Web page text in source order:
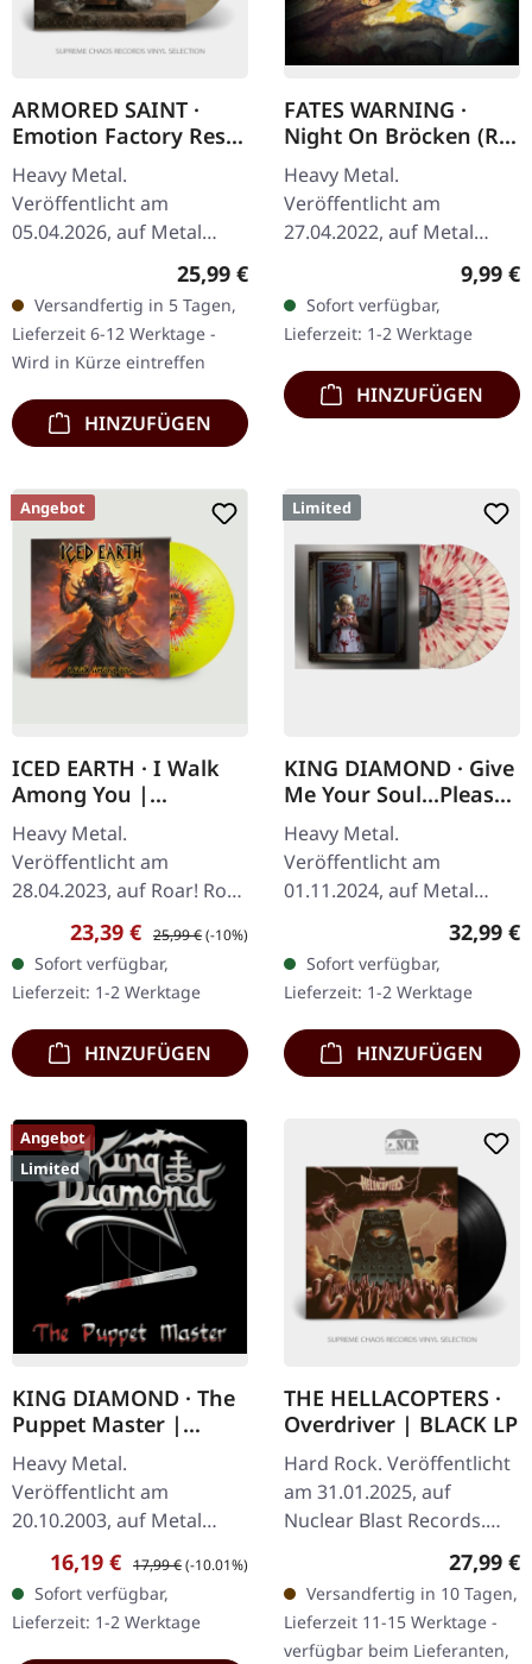
ARMORED SAINT ·
Emotion Factory Reset
| BEIGE GREY
MARBLED LP
Heavy Metal.
Veröffentlicht am
05.04.2026, auf Metal
Blade Records. Beige-
graues marmoriertes
Vinyl in Standard-Cover
mit Insert und Download-
Code.…
Regulärer Preis:
25,99 €
Versandfertig in 5 Tagen,
Lieferzeit 6-12 Werktage -
Wird in Kürze eintreffen
HINZUFÜGEN
FATES WARNING ·
Night On Bröcken (Re-
Release) | CD
Heavy Metal.
Veröffentlicht am
27.04.2022, auf Metal
Blade Records. CD-Album,
Remastered, Neuauflage.
Mit Bonustracks
enthalten. Ursprünglich
im Jahr…
9,99 €
Sofort verfügbar,
Lieferzeit: 1-2 Werktage
HINZUFÜGEN
Angebot
ICED EARTH · I Walk
Among You |
YELLOW/RED SILVER
SPLATTER LP
Heavy Metal.
Veröffentlicht am
28.04.2023, auf Roar! Rock
Of Angels Records Ike.
Gelbes Vinyl mit rotem &
silberfarbenem Splatter.
Iced Earth kehren…
Verkaufspreis:
23,39 € Regulärer Preis:
25,99 €(-10%)
Sofort verfügbar,
Lieferzeit: 1-2 Werktage
HINZUFÜGEN
Limited
KING DIAMOND · Give
Me Your Soul...Please
| CLEAR/RED/WHITE
2LP
Heavy Metal.
Veröffentlicht am
01.11.2024, auf Metal
Blade Records. 2xClear LP
Gatefold, Bedrucktes
Innen-Sleeve, Poster,
Limitiert…
32,99 €
Sofort verfügbar,
Lieferzeit: 1-2 Werktage
HINZUFÜGEN
Angebot
Limited
KING DIAMOND · The
Puppet Master |
CD+DVD
Heavy Metal.
Veröffentlicht am
20.10.2003, auf Metal
Blade Records. Limitierte
Auflage zum 10jährigen
Jubiläum mit silbern
folierten DigiPak und…
Verkaufspreis:
16,19 € Regulärer Preis:
17,99 €(-10.01%)
Sofort verfügbar,
Lieferzeit: 1-2 Werktage
THE HELLACOPTERS ·
Overdriver | BLACK LP
Hard Rock. Veröffentlicht
am 31.01.2025, auf
Nuclear Blast Records.
Schwarzes Vinyl mit Insert
und Poster. "Overdriver"
ist eine klangliche Reise…
27,99 €
Versandfertig in 10 Tagen,
Lieferzeit 11-15 Werktage -
verfügbar beim Lieferanten,